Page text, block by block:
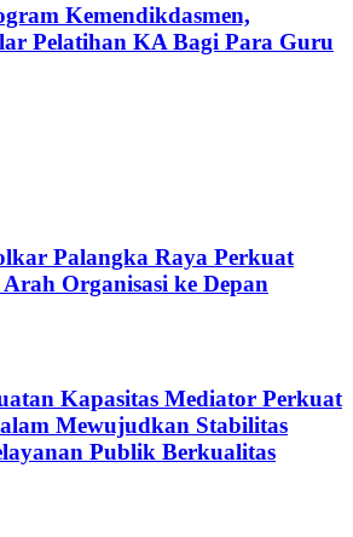
Kemendikdasmen,
Pelatihan KA Bagi Para Guru
Palangka Raya Perkuat
Organisasi ke Depan
Kapasitas Mediator Perkuat
Mewujudkan Stabilitas
Publik Berkualitas